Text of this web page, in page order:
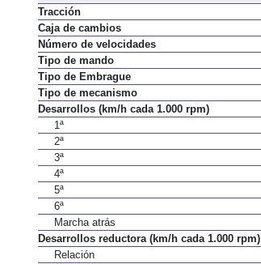
Tracción
Caja de cambios
Número de velocidades
Tipo de mando
Tipo de Embrague
Tipo de mecanismo
Desarrollos (km/h cada 1.000 rpm)
1ª
2ª
3ª
4ª
5ª
6ª
Marcha atrás
Desarrollos reductora (km/h cada 1.000 rpm)
Relación